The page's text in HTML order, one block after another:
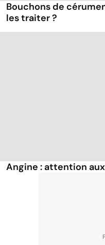
Bouchons de
les traiter ?
Angine : attention